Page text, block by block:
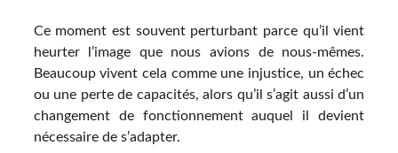
Ce moment est souvent perturbant parce qu’il vient
heurter l’image que nous avions de nous-mêmes.
Beaucoup vivent cela comme une injustice, un échec
ou une perte de capacités, alors qu’il s’agit aussi d’un
changement de fonctionnement auquel il devient
nécessaire de s’adapter.